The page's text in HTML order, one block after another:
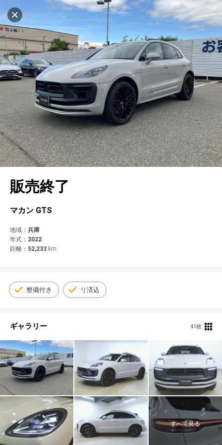
設定中 550台
車を探す
中古車検索
販売店検索
エリア別最新ニュース
品質と保証
ローン・リース
自動車保険
カタログ情報
アカウント
ログイン
マイアカウント
マイリスト
保存した検索条件
問合せ履歴
アカウントの確認・編集
アフターサービス
アフターサービス
車検／定期点検
コーティング
タイヤ交換
ボディ修理
企業情報
企業概要
業績決算情報
プレスリリース
ヤナセの歴史
リンク
メルセデス・ベンツ認定中古車
BMW認定中古車
フォルクスワーゲン認定中古車
新車情報
プライバシーポリシー ソーシャルメディアポリシー
利用規約 会社概要
金融商品の勧誘方針
販売終了
マカン GTS
地域： 兵庫
年式： 2022
距離： 52,233 km
整備付き リ済込
ギャラリー 41枚
マイリストに追加
電話で問い合わせ
キャンセル
ヤナセ ブランドスクエア神戸ポートアイラン
ド
販売店情報
地図を見る
在庫一覧
キャンセル